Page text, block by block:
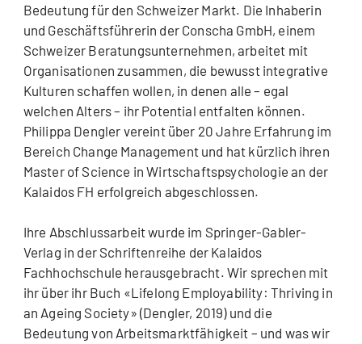
Bedeutung für den Schweizer Markt. Die Inhaberin
und Geschäftsführerin der Conscha GmbH, einem
Schweizer Beratungsunternehmen, arbeitet mit
Organisationen zusammen, die bewusst integrative
Kulturen schaffen wollen, in denen alle – egal
welchen Alters – ihr Potential entfalten können.
Philippa Dengler vereint über 20 Jahre Erfahrung im
Bereich Change Management und hat kürzlich ihren
Master of Science in Wirtschaftspsychologie an der
Kalaidos FH erfolgreich abgeschlossen.
Ihre Abschlussarbeit wurde im Springer-Gabler-
Verlag in der Schriftenreihe der Kalaidos
Fachhochschule herausgebracht. Wir sprechen mit
ihr über ihr Buch «Lifelong Employability: Thriving in
an Ageing Society» (Dengler, 2019) und die
Bedeutung von Arbeitsmarktfähigkeit – und was wir